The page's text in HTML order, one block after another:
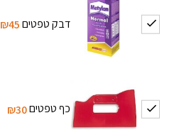
דבק טפטים₪45
כף טפטים₪30